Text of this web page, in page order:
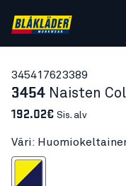
345417623389
3454 Naisten
192.02€ Sis. alv
Väri:
Mariininsininen